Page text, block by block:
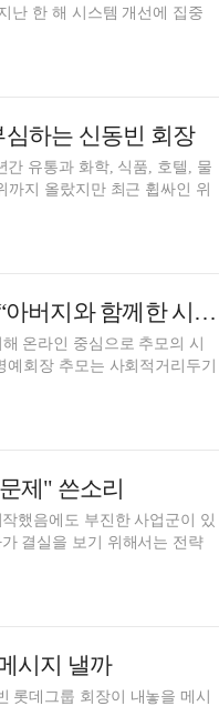
난 한 해 시스템 개선에 집중
하는 신동빈 회장
간 유통과 화학, 식품, 호텔, 물
지 올랐지만 최근 휩싸인 위
故신격호 롯데 창업주 1주기…신동빈 회장“아버지와 함께한 시간 자랑스럽다”
온라인 중심으로 추모의 시
회장 추모는 사회적거리두기
제" 쓴소리
했음에도 부진한 사업군이 있
결실을 보기 위해서는 전략
시지 낼까
롯데그룹 회장이 내놓을 메시